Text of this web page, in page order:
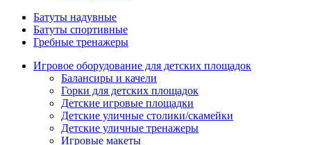
Батуты надувные
Батуты спортивные
Гребные тренажеры
Игровое оборудование для детских площадок
Балансиры и качели
Горки для детских площадок
Детские игровые площадки
Детские уличные столики/скамейки
Детские уличные тренажеры
Игровые макеты